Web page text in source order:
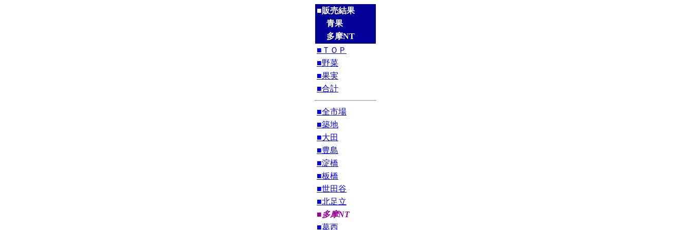
■販売結果
青果
多摩NT
■ＴＯＰ
■野菜
■果実
■合計
■全市場
■築地
■大田
■豊島
■淀橋
■板橋
■世田谷
■北足立
■多摩NT
■葛西